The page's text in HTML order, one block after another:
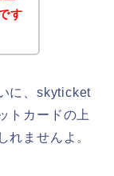
す
に、skyticket
トカードの上
れませんよ。